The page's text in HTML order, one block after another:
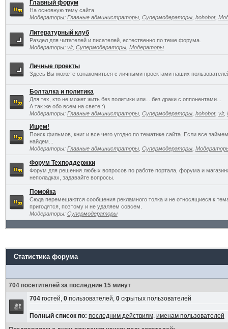
Главный форум
На основную тему сайта
Модераторы: Главные администраторы, Супермодераторы, hohobot,
Литературный клуб
Раздел для читателей и писателей, естественно по теме форума.
Модераторы: vlt, Супермодераторы, Модераторы
Личные проекты
Здесь Вы можете ознакомиться с личными проектами наших
Болталка и политика
Для тех, кто не может жить без политики или... без драки с оппонентами...
А так же обо всем на свете :)
Модераторы: Главные администраторы, Супермодераторы, hohobot, vlt,
Ищем!
Поиск фильмов, книг и все чего угодно по тематике сайта. Если все
найдем...
Модераторы: Главные администраторы, Супермодераторы,
Форум Техподдержки
Форум для решения любых вопросов по работе портала, форума и
неполадках, задавайте вопросы.
Помойка
Сюда перемещаются сообщения рекламного толка и не относящиеся к
пригодятся, поэтому и не удаляем совсем.
Модераторы: Супермодераторы
Статистика форума
704 посетителей за последние 15 минут
704гостей, 0пользователей, 0скрытых пользователей
Полный список по: последним действиям, именам пользователей